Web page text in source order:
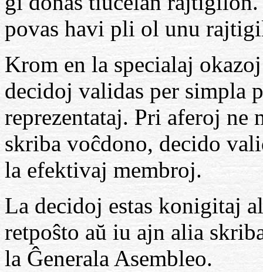
povas havi pli ol unu
Krom en la specialaj
decidoj validas per simpla
reprezentataj. Pri aferoj ne
skriba voĉdono, decido
la efektivaj membroj.
La decidoj estas konigitaj
retpoŝto aŭ iu ajn alia
la Ĝenerala Asembleo.